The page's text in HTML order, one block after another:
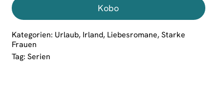
Kobo
Kategorien: Urlaub, Irland, Liebesromane, Starke
Frauen
Tag: Serien